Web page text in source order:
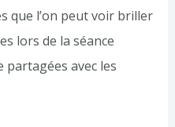
que l’on peut voir briller
lors de la séance
avec les